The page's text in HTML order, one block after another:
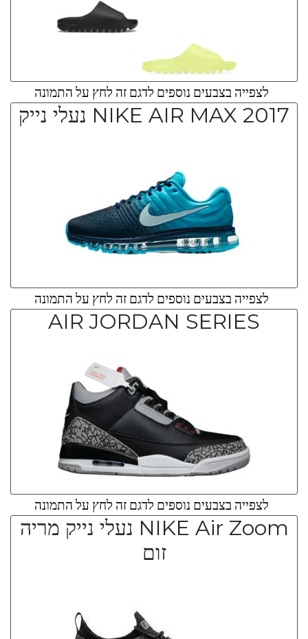
לצפייה בצבעים נוספים לדגם זה לחץ על התמונה
NIKE AIR MAX 2017 נעלי נייק
לצפייה בצבעים נוספים לדגם זה לחץ על התמונה
AIR JORDAN SERIES
לצפייה בצבעים נוספים לדגם זה לחץ על התמונה
NIKE Air Zoom נעלי נייק מריה
זום